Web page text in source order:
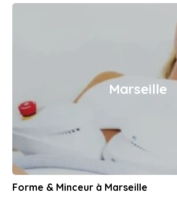
Marseille
Forme & Minceur à Marseille